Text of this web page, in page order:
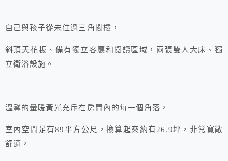
自己與孩子從未住過三角閣樓，
斜頂天花板、備有獨立客廳和閱讀區域，兩張雙人大床、獨
立衛浴設施。
溫馨的暈暖黃光充斥在房間內的每一個角落，
室內空間足有89平方公尺，換算起來約有26.9坪，非常寬敞
舒適，